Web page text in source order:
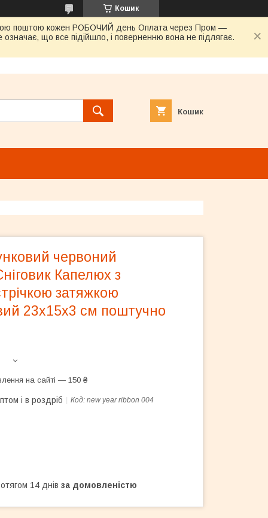
Кошик
поштою кожен РОБОЧИЙ день Оплата через Пром —
що все підійшло, і поверненню вона не підлягає.
Кошик
червоний
Капелюх з
затяжкою
23х15х3 см поштучно
на сайті — 150 ₴
і в роздріб Код: new year ribbon 004
14 днів за домовленістю